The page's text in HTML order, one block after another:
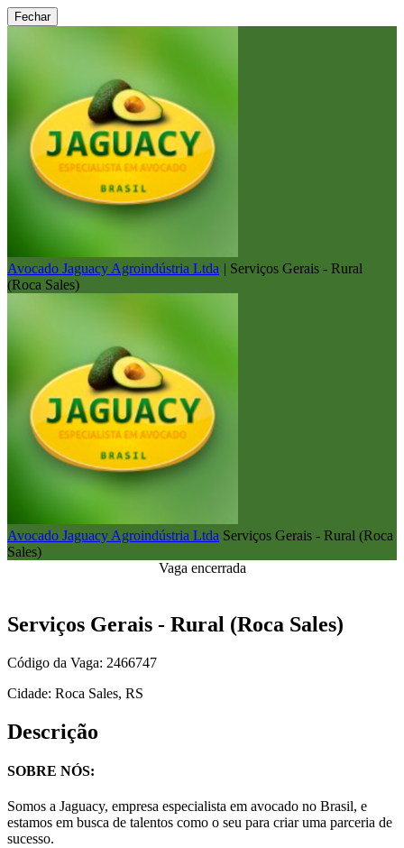
Fechar
Avocado Jaguacy Agroindústria Ltda | Serviços Gerais - Rural
(Roca Sales)
Avocado Jaguacy Agroindústria Ltda Serviços Gerais - Rural (Roca
Sales)
Vaga encerrada
Serviços Gerais - Rural (Roca Sales)
Código da Vaga: 2466747
Cidade: Roca Sales, RS
Descrição
SOBRE NÓS:
Somos a Jaguacy, empresa especialista em avocado no Brasil, e
estamos em busca de talentos como o seu para criar uma parceria de
sucesso.